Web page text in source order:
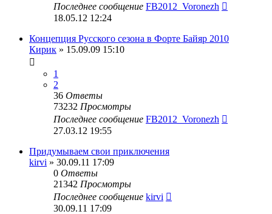
Последнее сообщение FB2012_Voronezh
18.05.12 12:24
Концепция Русского сезона в Форте Байяр 2010
Кирик » 15.09.09 15:10
1
2
36 Ответы
73232 Просмотры
Последнее сообщение FB2012_Voronezh
27.03.12 19:55
Придумываем свои приключения
kirvi » 30.09.11 17:09
0 Ответы
21342 Просмотры
Последнее сообщение kirvi
30.09.11 17:09